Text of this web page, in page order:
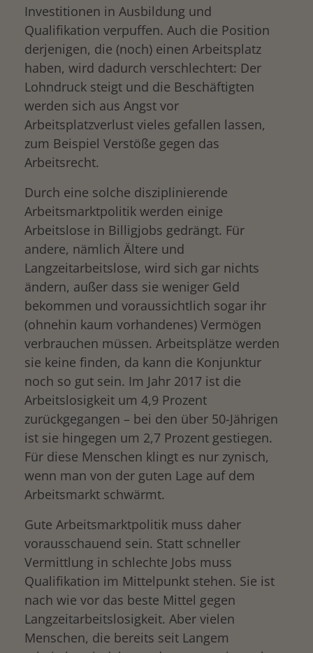
Investitionen in Ausbildung und
Qualifikation verpuffen. Auch die Position
derjenigen, die (noch) einen Arbeitsplatz
haben, wird dadurch verschlechtert: Der
Lohndruck steigt und die Beschäftigten
werden sich aus Angst vor
Arbeitsplatzverlust vieles gefallen lassen,
zum Beispiel Verstöße gegen das
Arbeitsrecht.
Durch eine solche disziplinierende
Arbeitsmarktpolitik werden einige
Arbeitslose in Billigjobs gedrängt. Für
andere, nämlich Ältere und
Langzeitarbeitslose, wird sich gar nichts
ändern, außer dass sie weniger Geld
bekommen und voraussichtlich sogar ihr
(ohnehin kaum vorhandenes) Vermögen
verbrauchen müssen. Arbeitsplätze werden
sie keine finden, da kann die Konjunktur
noch so gut sein. Im Jahr 2017 ist die
Arbeitslosigkeit um 4,9 Prozent
zurückgegangen – bei den über 50-Jährigen
ist sie hingegen um 2,7 Prozent gestiegen.
Für diese Menschen klingt es nur zynisch,
wenn man von der guten Lage auf dem
Arbeitsmarkt schwärmt.
Gute Arbeitsmarktpolitik muss daher
vorausschauend sein. Statt schneller
Vermittlung in schlechte Jobs muss
Qualifikation im Mittelpunkt stehen. Sie ist
nach wie vor das beste Mittel gegen
Langzeitarbeitslosigkeit. Aber vielen
Menschen, die bereits seit Langem